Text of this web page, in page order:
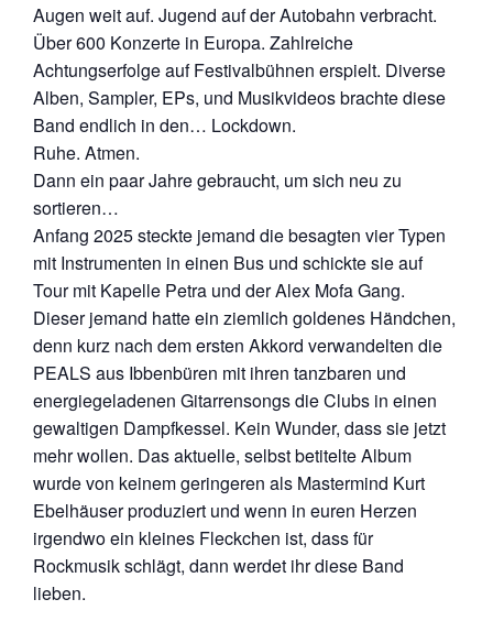
Augen weit auf. Jugend auf der Autobahn verbracht.
Über 600 Konzerte in Europa. Zahlreiche
Achtungserfolge auf Festivalbühnen erspielt. Diverse
Alben, Sampler, EPs, und Musikvideos brachte diese
Band endlich in den… Lockdown.
Ruhe. Atmen.
Dann ein paar Jahre gebraucht, um sich neu zu
sortieren…
Anfang 2025 steckte jemand die besagten vier Typen
mit Instrumenten in einen Bus und schickte sie auf
Tour mit Kapelle Petra und der Alex Mofa Gang.
Dieser jemand hatte ein ziemlich goldenes Händchen,
denn kurz nach dem ersten Akkord verwandelten die
PEALS aus Ibbenbüren mit ihren tanzbaren und
energiegeladenen Gitarrensongs die Clubs in einen
gewaltigen Dampfkessel. Kein Wunder, dass sie jetzt
mehr wollen. Das aktuelle, selbst betitelte Album
wurde von keinem geringeren als Mastermind Kurt
Ebelhäuser produziert und wenn in euren Herzen
irgendwo ein kleines Fleckchen ist, dass für
Rockmusik schlägt, dann werdet ihr diese Band
lieben.